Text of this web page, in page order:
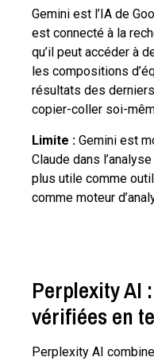
Gemini est l’IA de
est connecté à la
qu’il peut accéder à
les compositions
résultats des
copier-coller soi-
Limite : Gemini est
Claude dans
plus utile comme
comme moteur
Perplexity AI
vérifiées en
Perplexity AI